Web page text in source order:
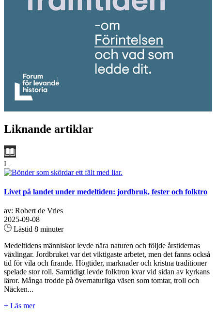
Liknande artiklar
L
Livet på landet under medeltiden: jordbruk, fester och folktro
av: Robert de Vries
2025-09-08
Lästid 8 minuter
Medeltidens människor levde nära naturen och följde årstidernas
växlingar. Jordbruket var det viktigaste arbetet, men det fanns också
tid för vila och firande. Högtider, marknader och kristna traditioner
spelade stor roll. Samtidigt levde folktron kvar vid sidan av kyrkans
läror. Många trodde på övernaturliga väsen som tomtar, troll och
Näcken...
+ Läs mer